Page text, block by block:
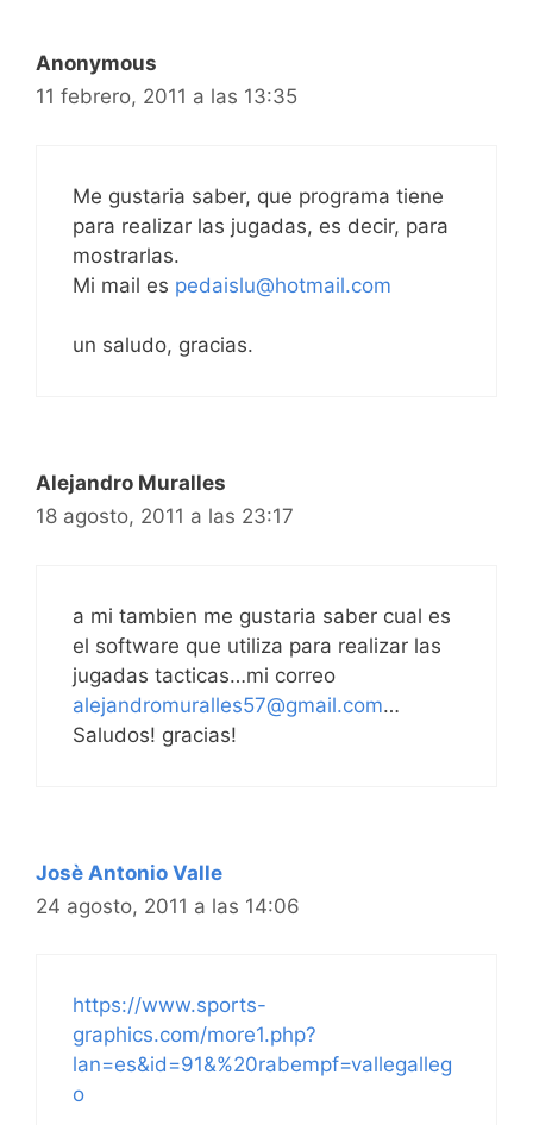
Anonymous
11 febrero, 2011 a las 13:35
Me gustaria saber, que programa tiene
para realizar las jugadas, es decir, para
mostrarlas.
Mi mail es pedaislu@hotmail.com
un saludo, gracias.
Alejandro Muralles
18 agosto, 2011 a las 23:17
a mi tambien me gustaria saber cual es
el software que utiliza para realizar las
jugadas tacticas…mi correo
alejandromuralles57@gmail.com…
Saludos! gracias!
Josè Antonio Valle
24 agosto, 2011 a las 14:06
https://www.sports-
graphics.com/more1.php?
lan=es&id=91&%20rabempf=vallegalleg
o